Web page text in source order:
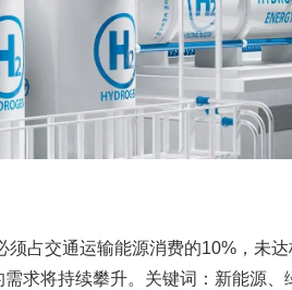
占交通运输能源消费的10%，未
求将持续攀升。关键词：新能源、